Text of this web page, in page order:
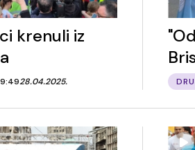
krenuli iz
28.04.2025.